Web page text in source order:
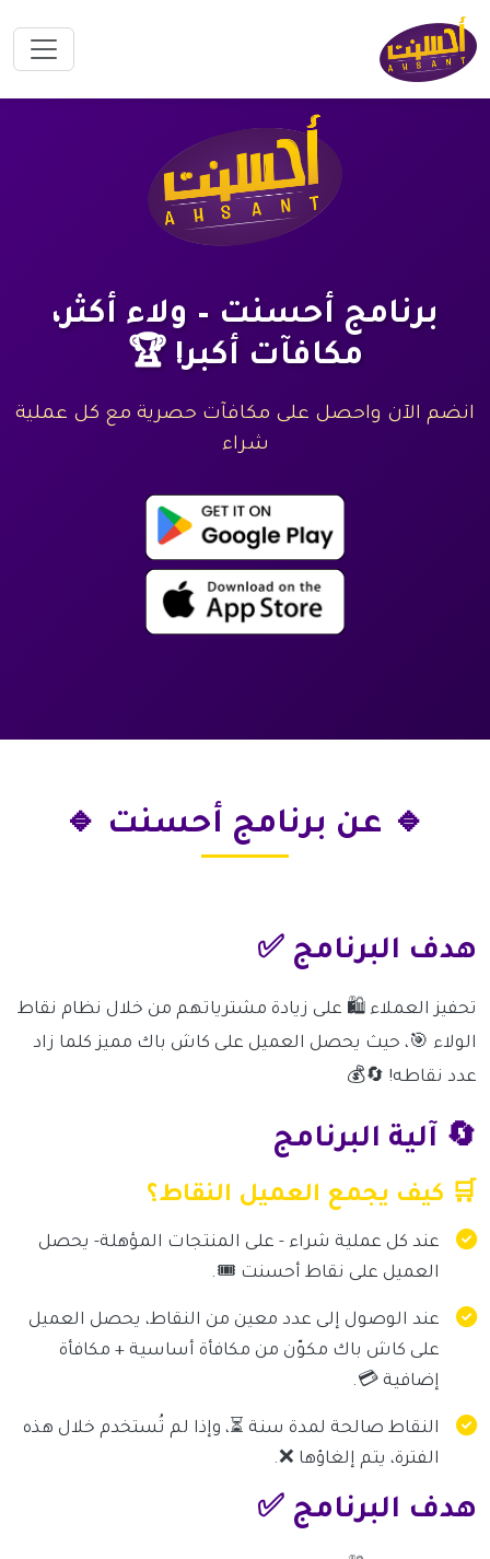
برنامج أحسنت – ولاء أكثر،
مكافآت أكبر! 🏆
انضم الآن واحصل على مكافآت حصرية مع كل عملية
شراء
🔹 عن برنامج أحسنت 🔹
هدف البرنامج ✅
تحفيز العملاء 🛍️ على زيادة مشترياتهم من خلال نظام نقاط
الولاء 🎯، حيث يحصل العميل على كاش باك مميز كلما زاد
عدد نقاطه! 🔄💰
🔄 آلية البرنامج
🛒 كيف يجمع العميل النقاط؟
عند كل عملية شراء - على المنتجات المؤهلة- يحصل
العميل على نقاط أحسنت 🎟️.
عند الوصول إلى عدد معين من النقاط، يحصل العميل
على كاش باك مكوّن من مكافأة أساسية + مكافأة
إضافية 💳.
النقاط صالحة لمدة سنة ⏳، وإذا لم تُستخدم خلال هذه
الفترة، يتم إلغاؤها ❌.
هدف البرنامج ✅